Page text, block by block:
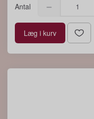
Antal
Læg i kurv